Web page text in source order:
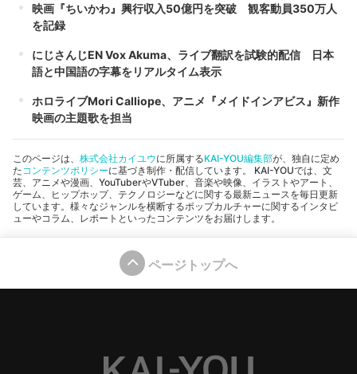
映画『ちいかわ』興行収入50億円を突破 観客動員350万人
を記録
にじさんじEN Vox Akuma、ライブ翻訳を試験的配信 日本
語と中国語の字幕をリアルタイム表示
ホロライブMori Calliope、アニメ『メイドインアビス』新作
映画の主題歌を担当
このページは、 株式会社カイユウに所属するKAI-YOU編集部が、独自に定め
た コンテンツポリシーに基づき制作・配信しています。 KAI-YOUでは、文
芸、アニメや漫画、YouTuberやVTuber、音楽や映像、イラストやアート、
ゲーム、ヒップホップ、テクノロジーなどに関する最新ニュースを毎日更新
しています。様々なジャンルを横断するポップカルチャーに関するインタビ
ューやコラム、レポートといったコンテンツをお届けします。
ページトップへ